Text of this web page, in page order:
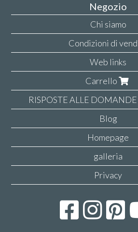
Negozio
Chi siamo
Condizioni di
Web links
Carrello
RISPOSTE ALLE
Blog
Homepage
galleria
Privacy